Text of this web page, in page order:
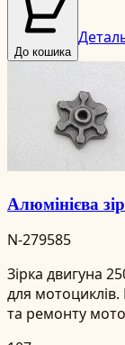
До кошика
Алюмінієва
N-279585
Зірка двигуна
для мотоциклів.
та ремонту